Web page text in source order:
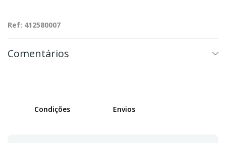
Ref: 412580007
Comentários
Condições Envios